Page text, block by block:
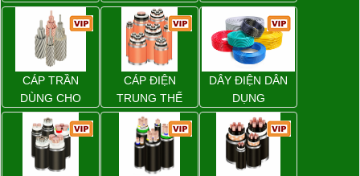
ĐIỆN XLPE
THUẬT ĐIỆN
CÁP TRẦN
DÙNG CHO
ĐƯỜNG DÂY
TẢI ĐIỆN TRÊN
KHÔNG
CÁP ĐIỆN
TRUNG THẾ
DÂY ĐIỆN DÂN
DỤNG